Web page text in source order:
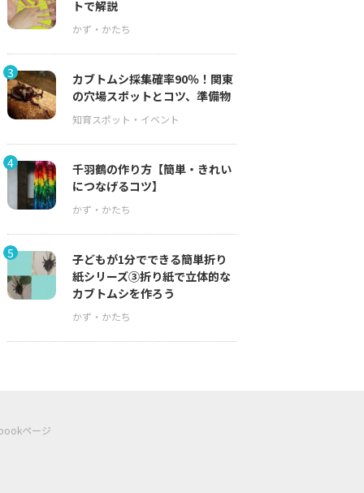
トで解説
3
カブトムシ採集確率90％！関東
の穴場スポットとコツ、準備物
4
千羽鶴の作り方【簡単・きれい
につなげるコツ】
5
子どもが1分でできる簡単折り
紙シリーズ③折り紙で立体的な
カブトムシを作ろう
ページ